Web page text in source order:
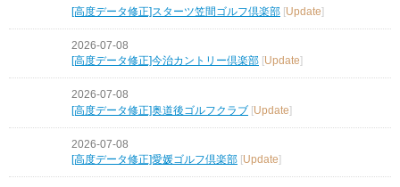
[高度データ修正]スターツ笠間ゴルフ倶楽部 [Update]
2026-07-08
[高度データ修正]今治カントリー倶楽部 Update
2026-07-08
[高度データ修正]奥道後ゴルフクラブ [Update]
2026-07-08
[高度データ修正]愛媛ゴルフ倶楽部 Update